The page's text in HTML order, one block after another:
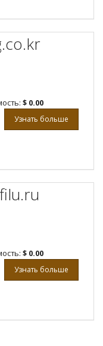
$ 0.00
Узнать больше
$ 0.00
Узнать больше